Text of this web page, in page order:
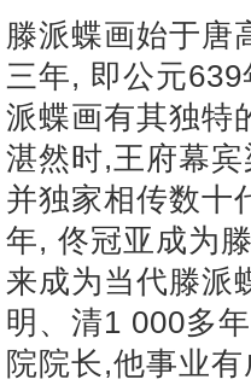
滕派蝶画始于唐
三年, 即公元
派蝶画有其独特
湛然时,王府幕
并独家相传数十
年, 佟冠亚成为
来成为当代滕派
明、清1 000多
院院长,他事业